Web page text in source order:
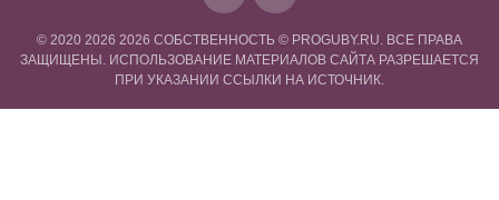
© 2020 2026 2026 СОБСТВЕННОСТЬ © PROGUBY.RU. ВСЕ ПРАВА
ЗАЩИЩЕНЫ. ИСПОЛЬЗОВАНИЕ МАТЕРИАЛОВ САЙТА РАЗРЕШАЕТСЯ
ПРИ УКАЗАНИИ ССЫЛКИ НА ИСТОЧНИК.